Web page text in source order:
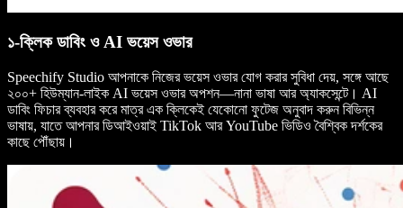
১-ক্লিক ডাবিং ও AI ভয়েস ওভার
Speechify Studio আপনাকে নিজের ভয়েস ওভার যোগ করার সুবিধা দেয়, সঙ্গে আছে
২০০+ হিউম্যান-লাইক AI ভয়েস ওভার অপশন—নানা ভাষা আর অ্যাকসেন্টে। AI
ডাবিং ফিচার ব্যবহার করে মাত্র এক ক্লিকেই যেকোনো ফুটেজ অনুবাদ করুন বিভিন্ন
ভাষায়, যাতে আপনার ডিআইওয়াই TikTok আর YouTube ভিডিও বৈশ্বিক দর্শকের
কাছে পৌঁছায়।